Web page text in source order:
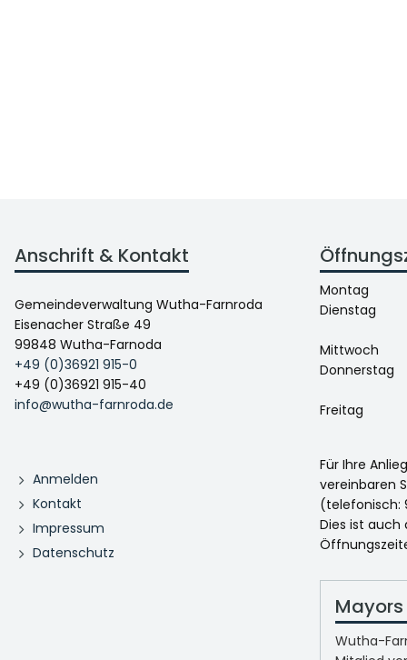
Anschrift & Kontakt
Gemeindeverwaltung Wutha-Farnroda
Eisenacher Straße 49
99848 Wutha-Farnoda
+49 (0)36921 915-0
+49 (0)36921 915-40
info@wutha-farnroda.de
Anmelden
Kontakt
Impressum
Datenschutz
Montag
Dienstag
Mittwoch
Donnerstag
Freitag
Für Ihre
vereinbaren
(telefonisch:
Dies ist auch
Wutha-